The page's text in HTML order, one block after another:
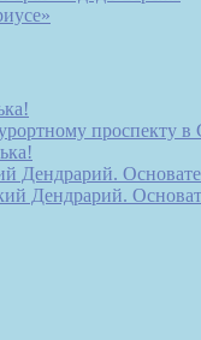
проспекту в
Дендрарий.
Дендрарий.